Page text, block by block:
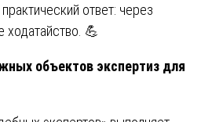
ответ: через
ходатайство. 💪
объектов экспертиз для